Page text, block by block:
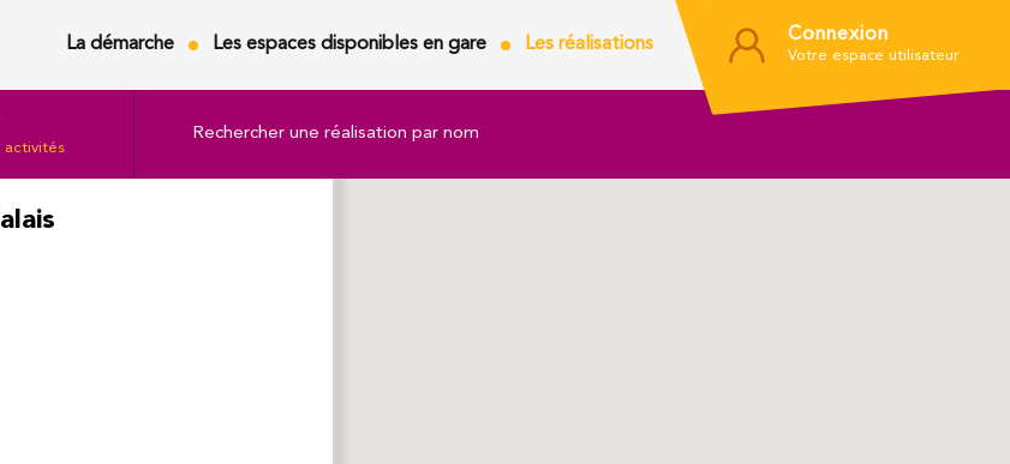
La démarche Les espaces disponibles en gare Les réalisations
Connexion
Votre espace utilisateur
activités
Rechercher une réalisation par nom